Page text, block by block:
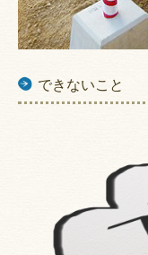
できないこと